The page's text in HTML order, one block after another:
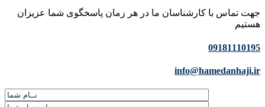
جهت تماس با کارشناسان ما در هر زمان پاسخگوی شما عزیزان
هستیم
09181110195
info@hamedanhaji.ir